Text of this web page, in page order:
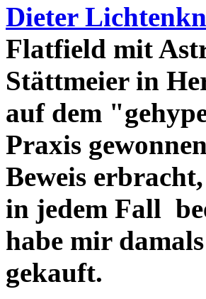
Dieter
Flatfield mit
Stättmeier in
auf dem
Praxis
Beweis
in jedem Fall
habe mir
gekauft.